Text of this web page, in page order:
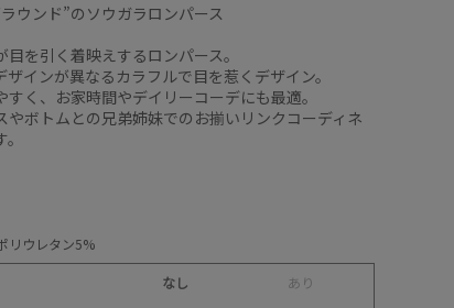
ウンド”のソウガラロンパース
を引く着映えするロンパース。
ザインが異なるカラフルで目を惹くデザイン。
く、お家時間やデイリーコーデにも最適。
やボトムとの兄弟姉妹でのお揃いリンクコーディネ
リウレタン5%
なし あ り